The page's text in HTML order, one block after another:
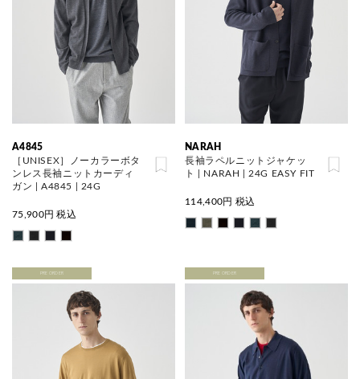
A4845
［UNISEX］ノーカラーボタ
ンレス長袖ニットカーディ
ガン | A4845 | 24G
75,900円 税込
NARAH
長袖ラペルニットジャケッ
ト | NARAH | 24G EASY FIT
114,400円 税込
PRE ORDER PRE ORDER